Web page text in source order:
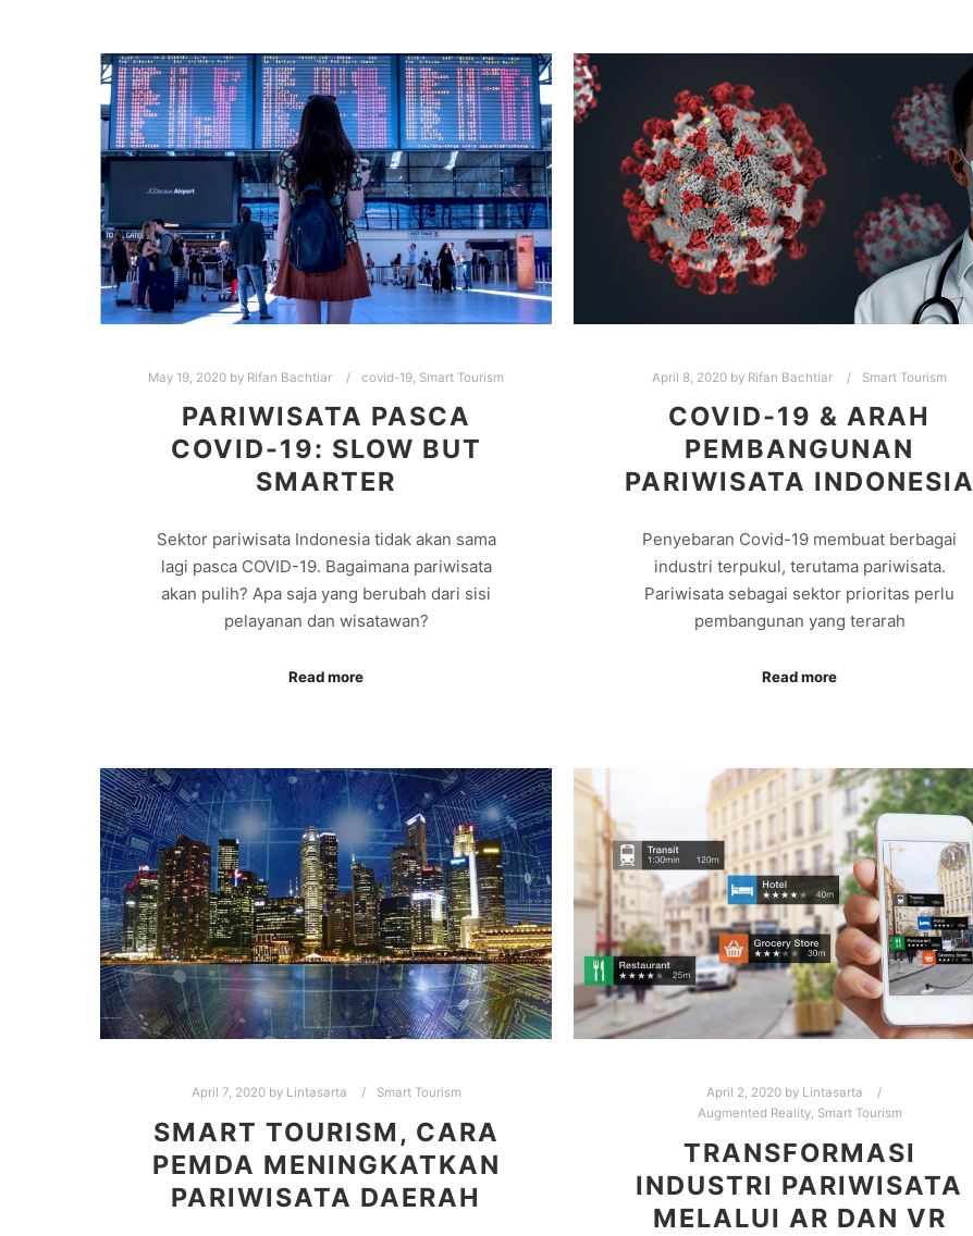
May 19, 2020 by Rifan Bachtiar covid-19 Smart Tourism
PARIWISATA PASCA
COVID-19: SLOW BUT
SMARTER
Sektor pariwisata Indonesia tidak akan sama
lagi pasca COVID-19. Bagaimana pariwisata
akan pulih? Apa saja yang berubah dari sisi
pelayanan dan wisatawan?
Read more
April 8, 2020 by Rifan Bachtiar Smart Tourism
COVID-19 & ARAH
PEMBANGUNAN
PARIWISATA INDONESIA
Penyebaran Covid-19 membuat berbagai
industri terpukul, terutama pariwisata.
Pariwisata sebagai sektor prioritas perlu
pembangunan yang terarah
Read more
April 7, 2020by Lintasarta Smart Tourism
SMART TOURISM, CARA
PEMDA MENINGKATKAN
PARIWISATA DAERAH
April 2, 2020 by Lintasarta
Augmented Reality, Smart Tourism
TRANSFORMASI
INDUSTRI PARIWISATA
MELALUI AR DAN VR